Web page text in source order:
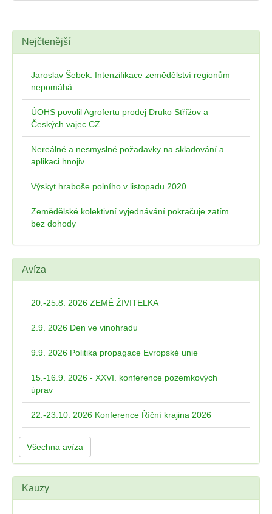
Nejčtenější
Jaroslav Šebek: Intenzifikace zemědělství regionům
nepomáhá
ÚOHS povolil Agrofertu prodej Druko Střížov a
Českých vajec CZ
Nereálné a nesmyslné požadavky na skladování a
aplikaci hnojiv
Výskyt hraboše polního v listopadu 2020
Zemědělské kolektivní vyjednávání pokračuje zatím
bez dohody
Avíza
20.-25.8. 2026 ZEMĚ ŽIVITELKA
2.9. 2026 Den ve vinohradu
9.9. 2026 Politika propagace Evropské unie
15.-16.9. 2026 - XXVI. konference pozemkových
úprav
22.-23.10. 2026 Konference Říční krajina 2026
Všechna avíza
Kauzy